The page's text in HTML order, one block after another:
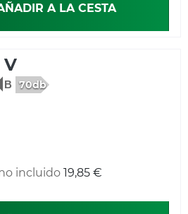
A LA CESTA
V
70db
incluido 19,85 €